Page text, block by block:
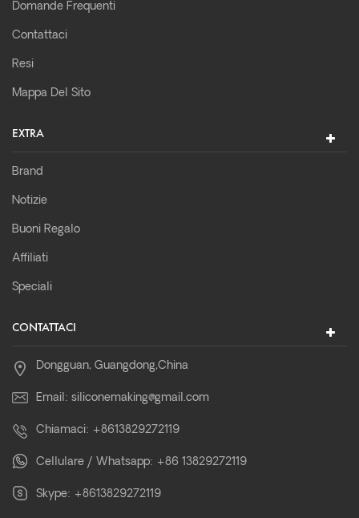
Domande Frequenti
Contattaci
Resi
Mappa Del Sito
EXTRA
Brand
Notizie
Buoni Regalo
Affiliati
Speciali
CONTATTACI
Dongguan, Guangdong,China
Email: siliconemaking@gmail.com
Chiamaci: +8613829272119
Cellulare / Whatsapp: +86 13829272119
Skype: +8613829272119